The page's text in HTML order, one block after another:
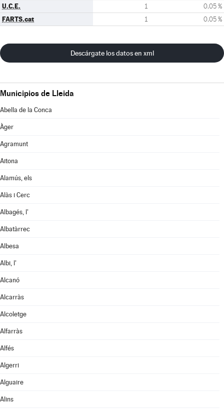
U.C.E. 1 0,05 %
FARTS.cat 1 0,05 %
Descárgate los datos en xml
Municipios de Lleida
Abella de la Conca
Àger
Agramunt
Aitona
Alamús, els
Alàs i Cerc
Albagés, l'
Albatàrrec
Albesa
Albi, l'
Alcanó
Alcarràs
Alcoletge
Alfarràs
Alfés
Algerri
Alguaire
Alins